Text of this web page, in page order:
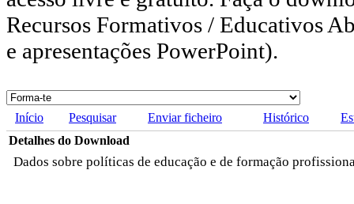
Recursos Formativos / Educativos
e apresentações PowerPoint).
Início Pesquisar Enviar ficheiro Histórico
Detalhes do Download
Dados sobre políticas de educação e de formação